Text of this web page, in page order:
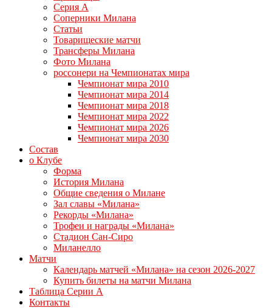
Серия А
Соперники Милана
Статьи
Товарищеские матчи
Трансферы Милана
Фото Милана
россонери на Чемпионатах мира
Чемпионат мира 2010
Чемпионат мира 2014
Чемпионат мира 2018
Чемпионат мира 2022
Чемпионат мира 2026
Чемпионат мира 2030
Состав
о Клубе
Форма
История Милана
Общие сведения о Милане
Зал славы «Милана»
Рекорды «Милана»
Трофеи и награды «Милана»
Стадион Сан-Сиро
Миланелло
Матчи
Календарь матчей «Милана» на сезон 2026-2027
Купить билеты на матчи Милана
Таблица Серии А
Контакты